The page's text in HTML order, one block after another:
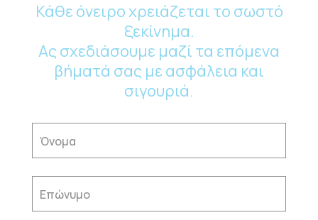
Κάθε όνειρο χρειάζεται το σωστό
ξεκίνημα.
Ας σχεδιάσουμε μαζί τα επόμενα
βήματά σας με ασφάλεια και
σιγουριά.